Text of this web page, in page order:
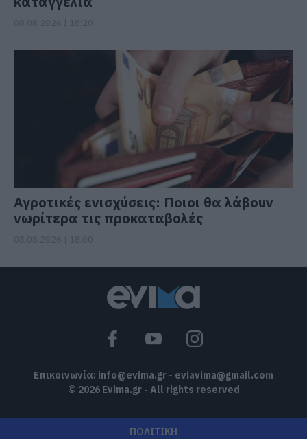
Αγροτικές ενισχύσεις: Ποιοι θα λάβουν
νωρίτερα τις προκαταβολές
Επικοινωνία: info@evima.gr - eviavima@gmail.com
© 2026 Evima.gr - All rights reserved
ΠΟΛΙΤΙΚΗ